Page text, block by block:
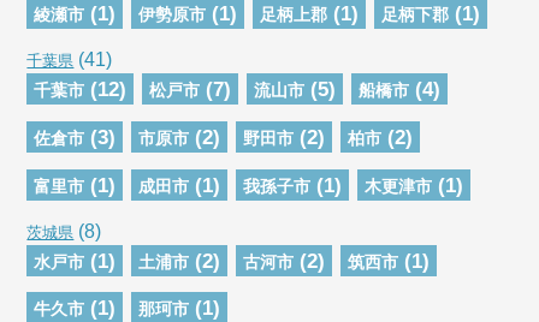
綾瀬市 (1) 伊勢原市 (1) 足柄上郡 (1) 足柄下郡 (1)
千葉県 (41)
千葉市 (12) 松戸市 (7) 流山市 (5) 船橋市 (4)
佐倉市 (3) 市原市 (2) 野田市 (2) 柏市 (2)
富里市 (1) 成田市 (1) 我孫子市 (1) 木更津市 (1)
茨城県 (8)
水戸市 (1) 土浦市 (2) 古河市 (2) 筑西市 (1)
牛久市 (1) 那珂市 (1)